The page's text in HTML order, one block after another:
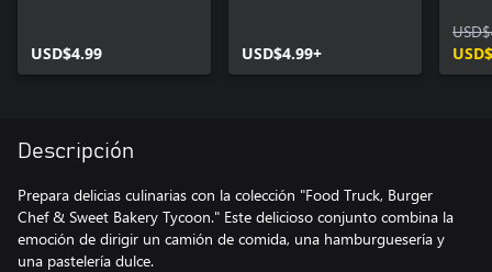
USD$4.99 USD$4.99+
Descripción
Prepara delicias culinarias con la colección "Food Truck, Burger
Chef & Sweet Bakery Tycoon." Este delicioso conjunto combina la
emoción de dirigir un camión de comida, una hamburguesería y
una pastelería dulce.